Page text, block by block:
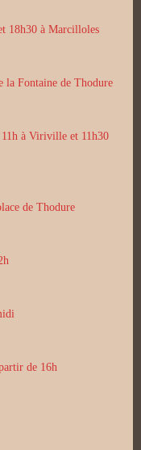
18h30 à Marcilloles
la Fontaine de Thodure
à Viriville et 11h30
de Thodure
de 16h